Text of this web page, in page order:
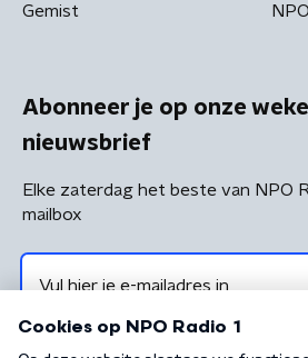
Gemist
Abonneer je op onze
nieuwsbrief
Elke zaterdag het beste van NPO
mailbox